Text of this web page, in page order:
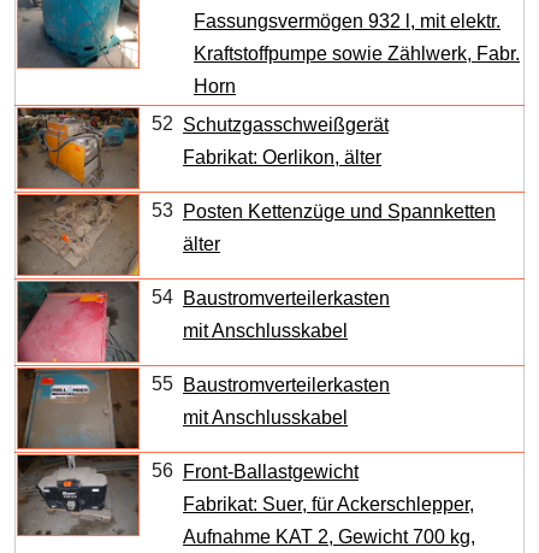
Fassungsvermögen 932 l, mit elektr.
Kraftstoffpumpe sowie Zählwerk, Fabr.
Horn
52 Schutzgasschweißgerät
Fabrikat: Oerlikon, älter
53 Posten Kettenzüge und Spannketten
älter
54 Baustromverteilerkasten
mit Anschlusskabel
55 Baustromverteilerkasten
mit Anschlusskabel
56 Front-Ballastgewicht
Fabrikat: Suer, für Ackerschlepper,
Aufnahme KAT 2, Gewicht 700 kg,